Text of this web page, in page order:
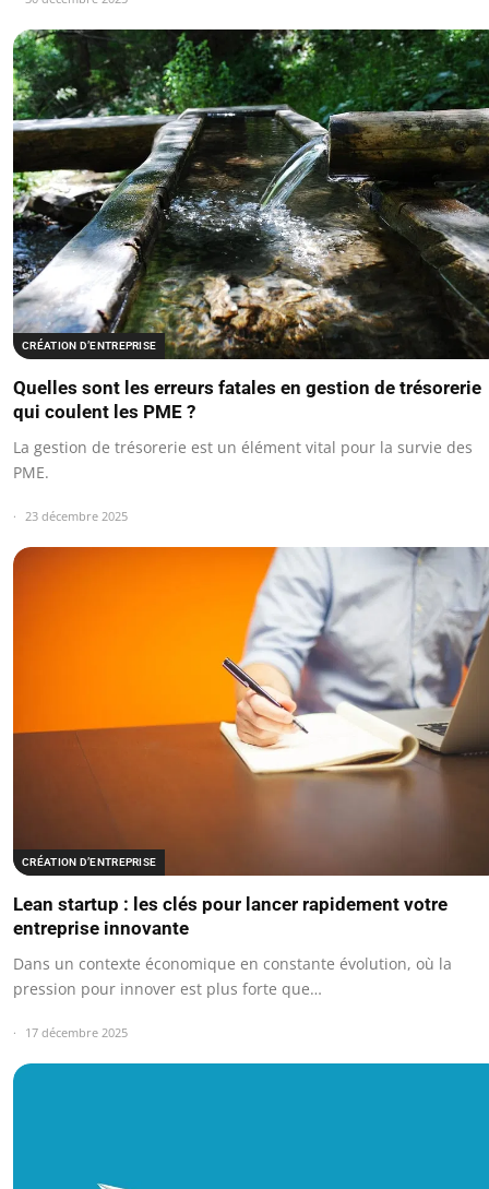
CRÉATION D’ENTREPRISE
Quelles sont les erreurs fatales en gestion de trésorerie
qui coulent les PME ?
La gestion de trésorerie est un élément vital pour la survie des
PME.
23 décembre 2025
CRÉATION D’ENTREPRISE
Lean startup : les clés pour lancer rapidement votre
entreprise innovante
Dans un contexte économique en constante évolution, où la
pression pour innover est plus forte que…
17 décembre 2025